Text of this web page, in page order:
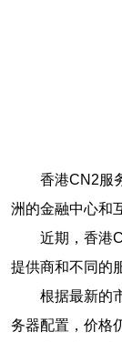
香港CN2服
洲的金融中心和
近期，香港
提供商和不同的
根据最新的
务器配置，价格